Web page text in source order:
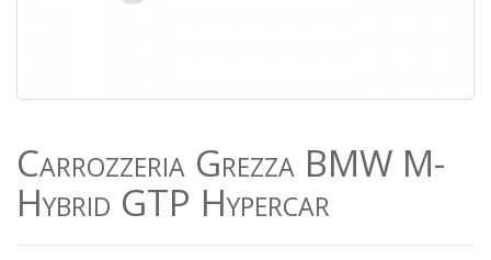
Carrozzeria Grezza BMW M-
Hybrid GTP Hypercar